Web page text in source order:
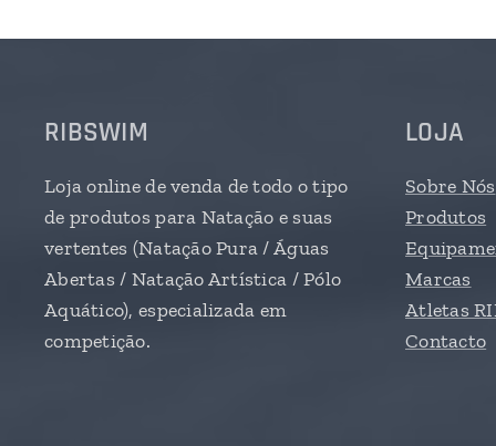
RIBSWIM
Loja online de venda de todo o tipo
de produtos para Natação e suas
vertentes (Natação Pura / Águas
Abertas / Natação Artística / Pólo
Aquático), especializada em
competição.
LOJA
Sobre Nós
Produtos
Marcas
Atletas
Contacto